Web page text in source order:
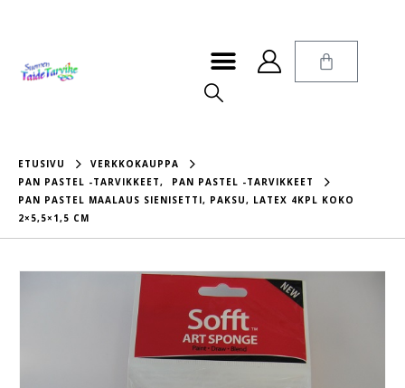
ETUSIVU
VERKKOKAUPPA
PAN PASTEL -TARVIKKEET,
PAN PASTEL -TARVIKKEET
PAN PASTEL MAALAUS SIENISETTI, PAKSU, LATEX 4KPL KOKO
2×5,5×1,5 CM